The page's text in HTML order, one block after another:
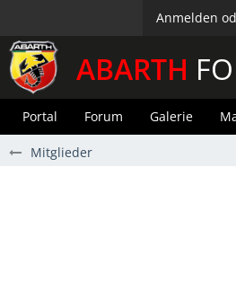
Anmelden
ABARTH
Portal Forum Galerie
Mitglieder